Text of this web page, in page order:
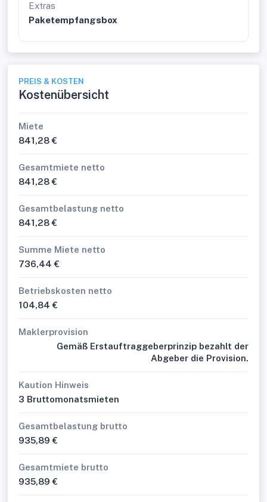
Extras
Paketempfangsbox
PREIS & KOSTEN
Kostenübersicht
Miete
841,28 €
Gesamtmiete netto
841,28 €
Gesamtbelastung netto
841,28 €
Summe Miete netto
736,44 €
Betriebskosten netto
104,84 €
Maklerprovision
Gemäß Erstauftraggeberprinzip bezahlt der
Abgeber die Provision.
Kaution Hinweis
3 Bruttomonatsmieten
Gesamtbelastung brutto
935,89 €
Gesamtmiete brutto
935,89 €